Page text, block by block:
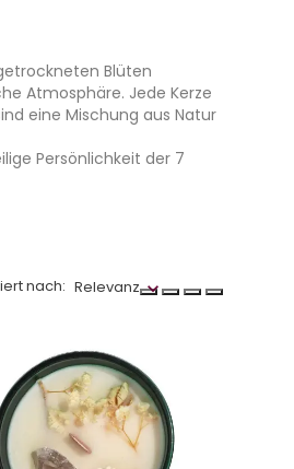
Blüten
Atmosphäre. Jede Kerze
eine Mischung aus Natur
Persönlichkeit der 7
nach: Relevanz